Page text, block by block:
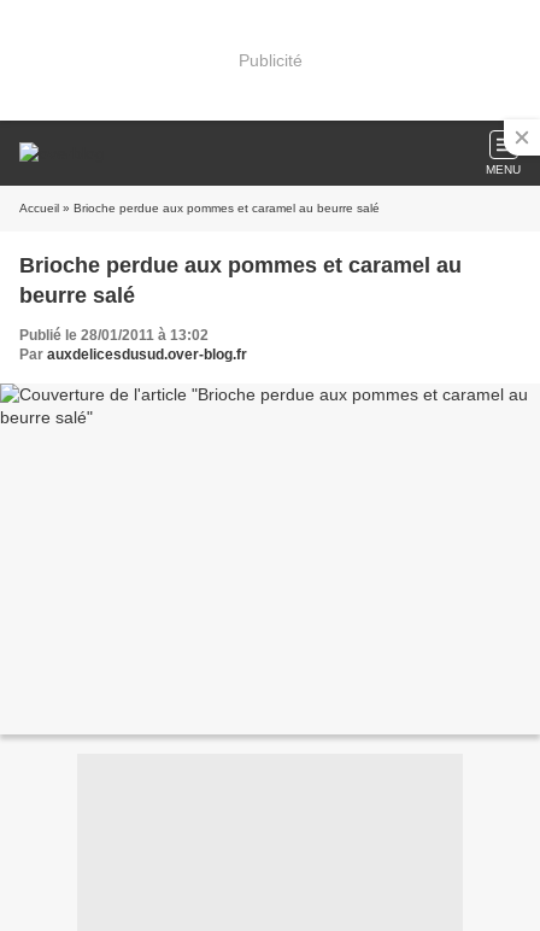
Publicité
MENU
Accueil » Brioche perdue aux pommes et caramel au beurre salé
Brioche perdue aux pommes et caramel au
beurre salé
Publié le 28/01/2011 à 13:02
Par auxdelicesdusud.over-blog.fr